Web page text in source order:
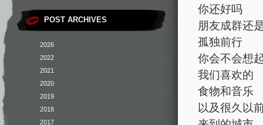
POST ARCHIVES
2026
2022
2021
2020
2019
2018
2017
你还好吗
朋友成群还
孤独前行
你会不会想
我们喜欢的
食物和音乐
以及很久以